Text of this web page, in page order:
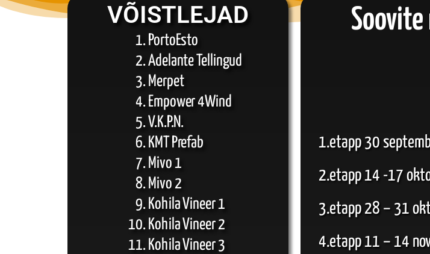
VÕISTLEJAD
PortoEsto
Adelante Tellingud
Merpet
Empower 4Wind
V.K.P.N.
KMT Prefab
Mivo 1
Mivo 2
Kohila Vineer 1
Kohila Vineer 2
Kohila Vineer 3
1.etapp 30
2.etapp 14 -17
3.etapp 28 – 31
4.etapp 11 – 14